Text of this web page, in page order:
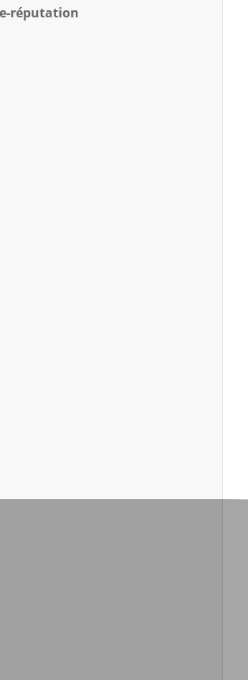
réputation